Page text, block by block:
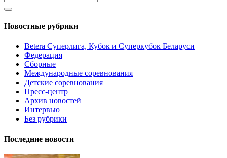
Новостные рубрики
Betera Суперлига, Кубок и Суперкубок Беларуси
Федерация
Сборные
Международные соревнования
Детские соревнования
Пресс-центр
Архив новостей
Интервью
Без рубрики
Последние новости